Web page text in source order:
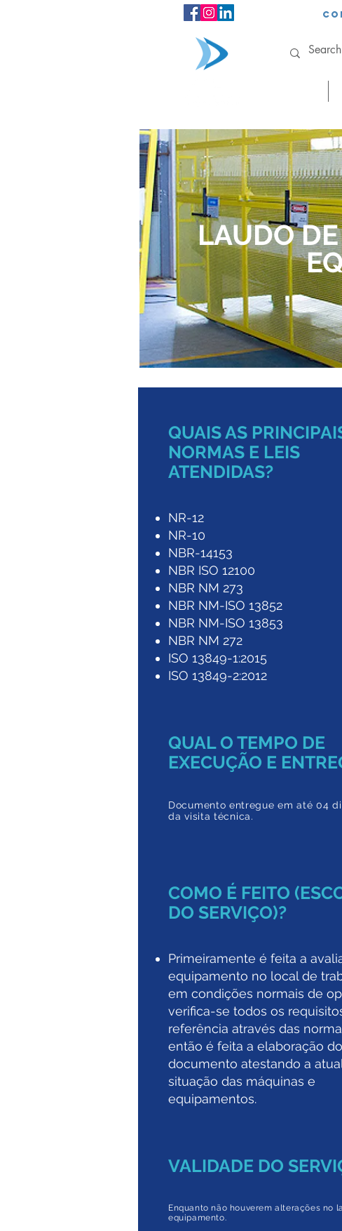
LAUDO
QUAIS AS
NORMAS E LEIS
ATENDIDAS?
NR-12
NR-10
NBR-14153
NBR ISO 12100
NBR NM 273
NBR NM-ISO 13852
NBR NM-ISO 13853
NBR NM 272
ISO 13849-1:2015
ISO 13849-2:2012
QUAL O TEMPO DE
EXECUÇÃO E
Documento entregue em até 04
da visita técnica.
COMO É FEITO
DO SERVIÇO)?
Primeiramente é feita a
equipamento no local de
em condições normais de
verifica-se todos os
referência através das
então é feita a elaboração do
documento atestando a atual
situação das máquinas e
equipamentos.
VALIDADE DO
Enquanto não houverem alterações no
equipamento.